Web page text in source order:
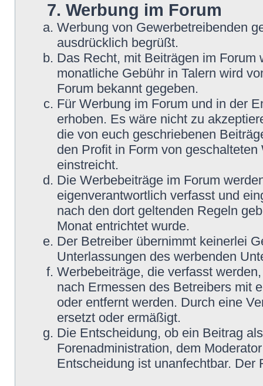
7. Werbung im Forum
Werbung von Gewerbetreibenden
ausdrücklich begrüßt.
Das Recht, mit Beiträgen im
monatliche Gebühr in Talern wird
Forum bekannt gegeben.
Für Werbung im Forum und in der
erhoben. Es wäre nicht zu
die von euch geschriebenen
den Profit in Form von
einstreicht.
Die Werbebeiträge im Forum
eigenverantwortlich verfasst und
nach den dort geltenden Regeln
Monat entrichtet wurde.
Der Betreiber übernimmt keinerlei
Unterlassungen des werbenden
Werbebeiträge, die verfasst
nach Ermessen des Betreibers mit
oder entfernt werden. Durch eine
ersetzt oder ermäßigt.
Die Entscheidung, ob ein Beitrag
Forenadministration, dem
Entscheidung ist unanfechtbar.